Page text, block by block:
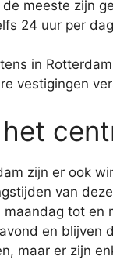
meeste zijn
24 uur per
in
vestigingen
zijn er ook
van
maandag tot
en blijven
maar er zijn